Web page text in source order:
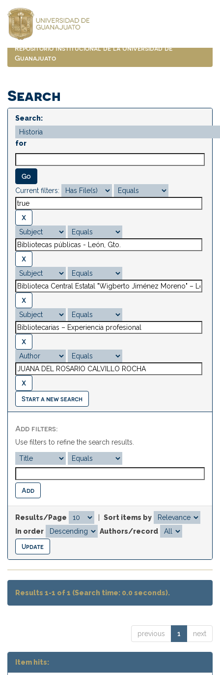
navigation
Repositorio Institucional de la Universidad de
Guanajuato
Search
Search:
for
Current filters:
Start a new search
Add filters:
Use filters to refine the search results.
Results/Page
Sort items by
In order
Authors/record
Results 1-1 of 1 (Search time: 0.0 seconds).
previous 1 next
Item hits: